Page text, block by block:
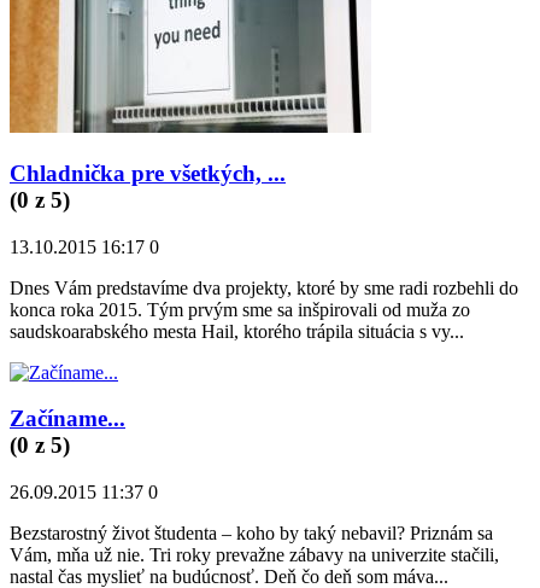
Chladnička pre všetkých, ...
(0 z 5)
13.10.2015 16:17 0
Dnes Vám predstavíme dva projekty, ktoré by sme radi rozbehli do
konca roka 2015. Tým prvým sme sa inšpirovali od muža zo
saudskoarabského mesta Hail, ktorého trápila situácia s vy...
Začíname...
(0 z 5)
26.09.2015 11:37 0
Bezstarostný život študenta – koho by taký nebavil? Priznám sa
Vám, mňa už nie. Tri roky prevažne zábavy na univerzite stačili,
nastal čas myslieť na budúcnosť. Deň čo deň som máva...